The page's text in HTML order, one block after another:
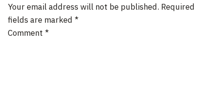
Your email address will not be published. Required
fields are marked *
Comment *